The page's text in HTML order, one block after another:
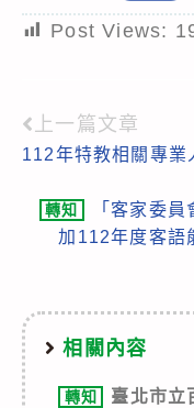
Post Views:
Read
more
articles
上一篇文章
112年特教相關專業
轉知
「客家委
加112年度客語
相關內容
轉知
臺北市立